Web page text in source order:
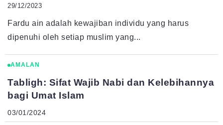
29/12/2023
Fardu ain adalah kewajiban individu yang harus
dipenuhi oleh setiap muslim yang...
AMALAN
Tabligh: Sifat Wajib Nabi dan Kelebihannya
bagi Umat Islam
03/01/2024